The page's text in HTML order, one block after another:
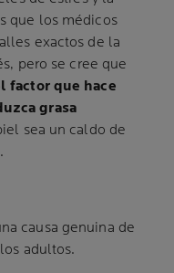
que los médicos
exactos de la
pero se cree que
factor que hace
grasa
sea un caldo de
causa genuina de
adultos.